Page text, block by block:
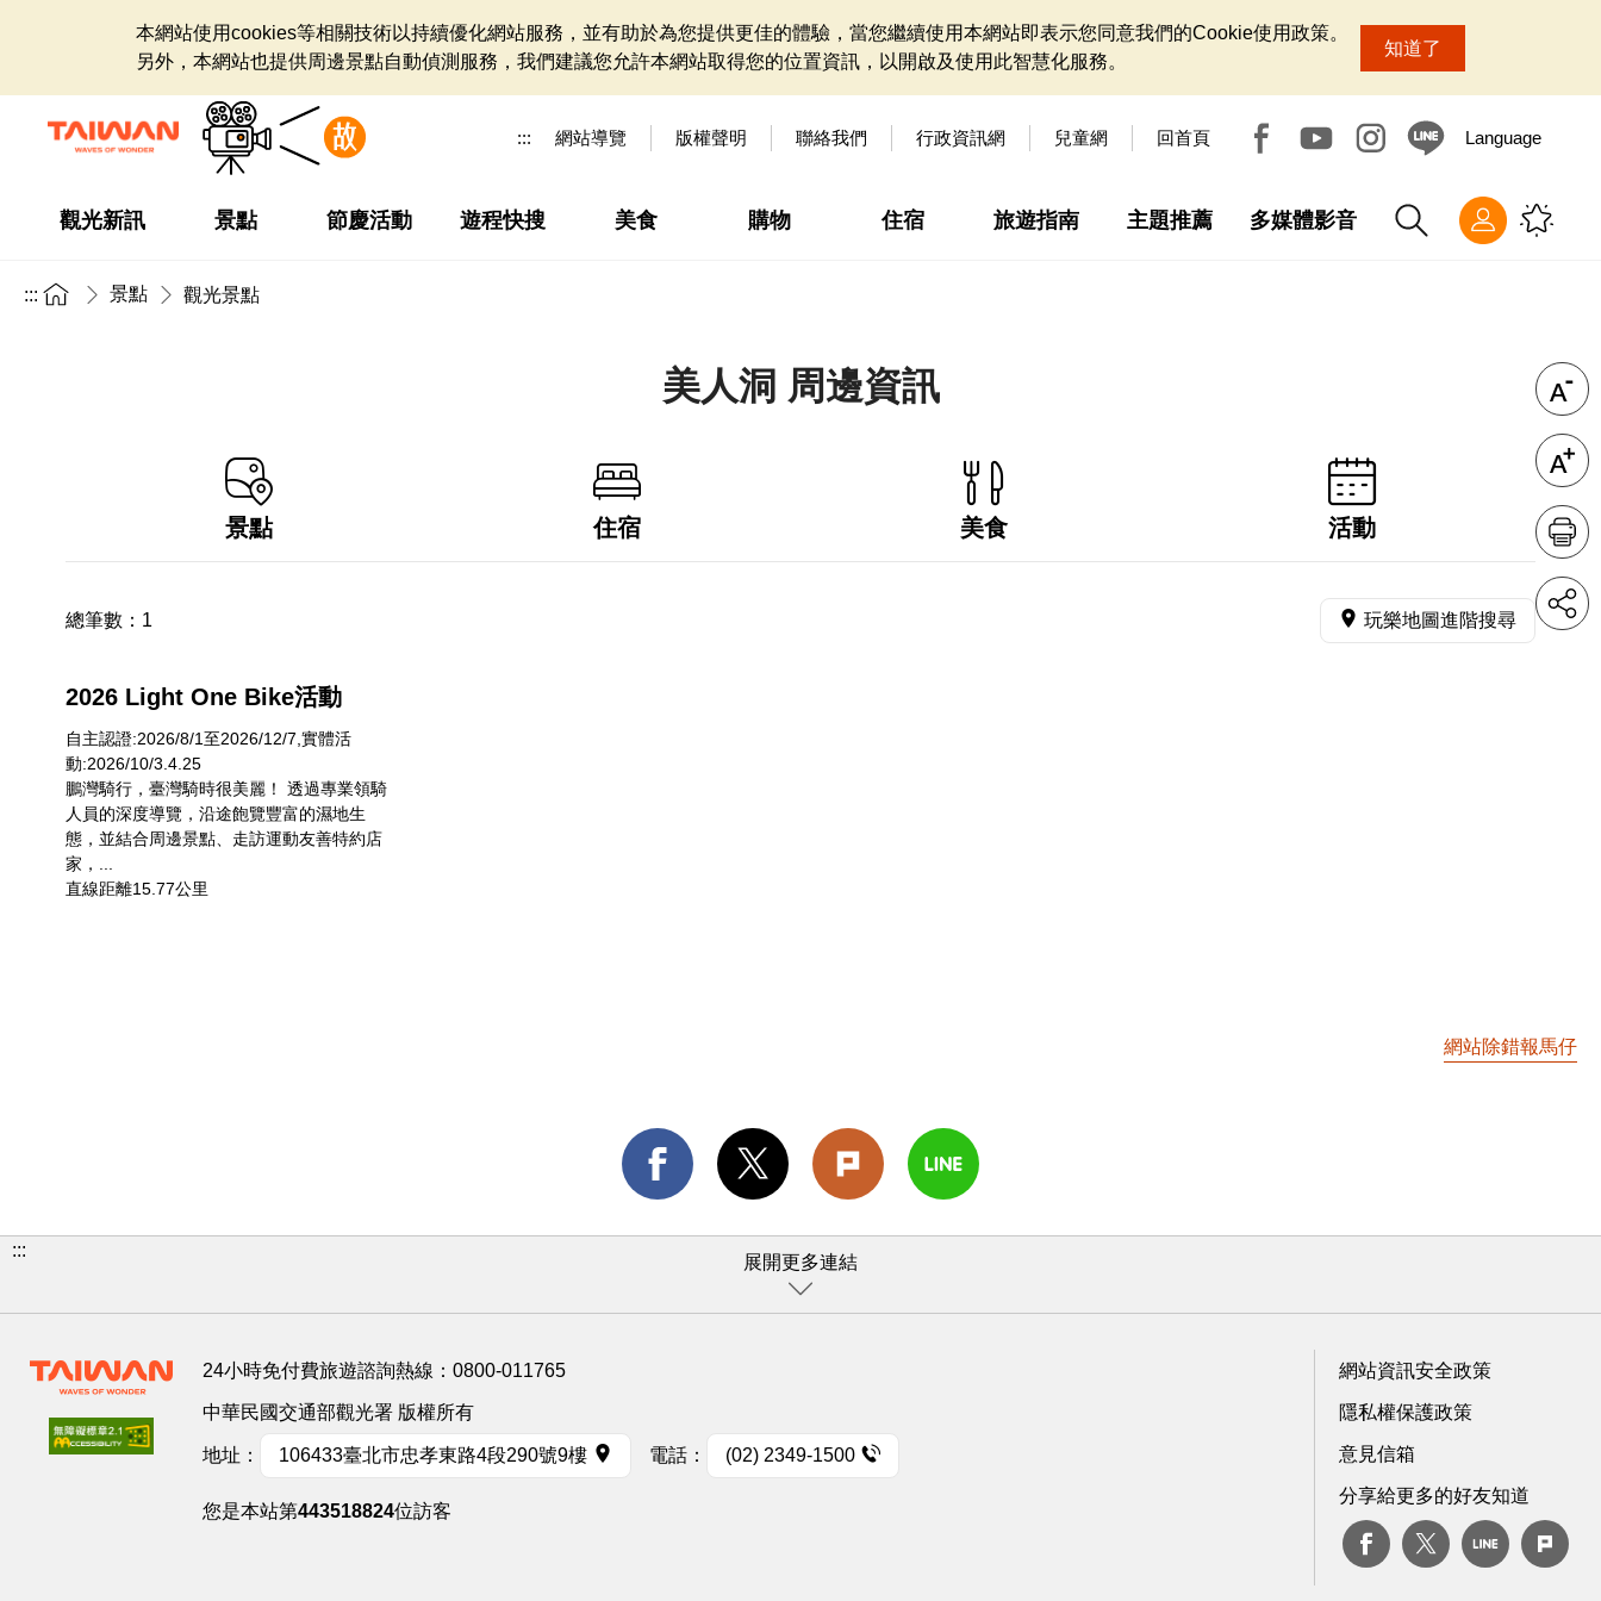
本網站使用cookies等相關技術以持續優化網站服務，並有助於為您提供更佳的體驗，當您繼續使用本網站即表示您同意我們的Cookie使用政策。
另外，本網站也提供周邊景點自動偵測服務，我們建議您允許本網站取得您的位置資訊，以開啟及使用此智慧化服務。
知道了
::: 網站導覽 版權聲明 聯絡我們 行政資訊網 兒童網 回首頁 Language
觀光新訊 景點 節慶活動 遊程快搜 美食 購物 住宿 旅遊指南 主題推薦 多媒體影音
::: 景點 觀光景點
美人洞 周邊資訊
景點 住宿 美食 活動
總筆數： 1 玩樂地圖進階搜尋
2026 Light One Bike活動
自主認證:2026/8/1至2026/12/7,實體活
動:2026/10/3.4.25
鵬灣騎行，臺灣騎時很美麗！ 透過專業領騎
人員的深度導覽，沿途飽覽豐富的濕地生
態，並結合周邊景點、走訪運動友善特約店
家，...
直線距離15.77公里
網站除錯報馬仔
:::
展開更多連結
24小時免付費旅遊諮詢熱線： 0800-011765
中華民國交通部觀光署 版權所有
地址： 106433臺北市忠孝東路4段290號9樓 電話： (02) 2349-1500
您是本站第443518824位訪客
網站資訊安全政策
隱私權保護政策
意見信箱
分享給更多的好友知道